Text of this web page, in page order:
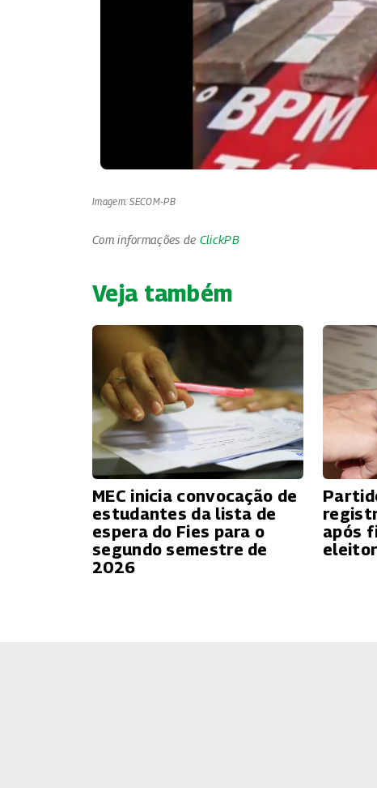
Imagem: SECOM-PB
Com informações de ClickPB
Veja também
MEC inicia convocação de
estudantes da lista de
espera do Fies para o
segundo semestre de
2026
após